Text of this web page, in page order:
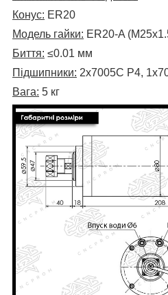
Конус: ER20
Модель гайки: ER20-A
Биття: ≤0.01 мм
Підшипники: 2х7005С P4,
Вага: 5 кг